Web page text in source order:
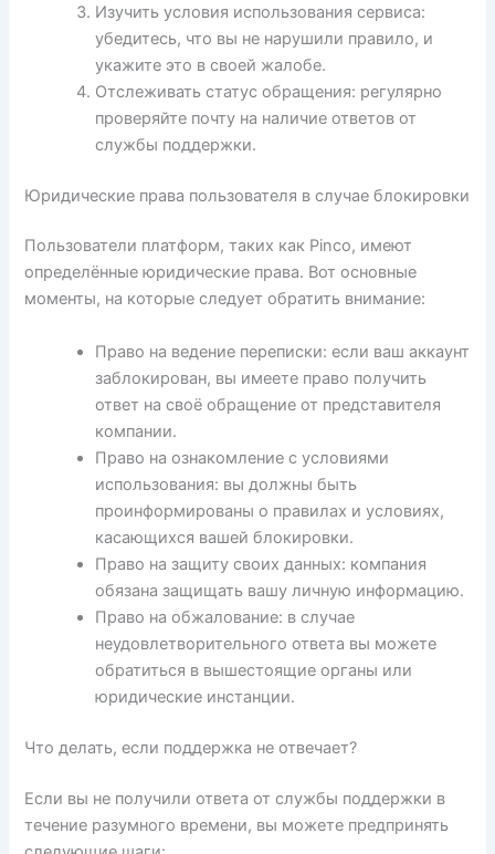
Изучить условия использования сервиса:
убедитесь, что вы не нарушили правило, и
укажите это в своей жалобе.
Отслеживать статус обращения: регулярно
проверяйте почту на наличие ответов от
службы поддержки.
Юридические права пользователя в случае блокировки
Пользователи платформ, таких как Pinco, имеют
определённые юридические права. Вот основные
моменты, на которые следует обратить внимание:
Право на ведение переписки: если ваш аккаунт
заблокирован, вы имеете право получить
ответ на своё обращение от представителя
компании.
Право на ознакомление с условиями
использования: вы должны быть
проинформированы о правилах и условиях,
касающихся вашей блокировки.
Право на защиту своих данных: компания
обязана защищать вашу личную информацию.
Право на обжалование: в случае
неудовлетворительного ответа вы можете
обратиться в вышестоящие органы или
юридические инстанции.
Что делать, если поддержка не отвечает?
Если вы не получили ответа от службы поддержки в
течение разумного времени, вы можете предпринять